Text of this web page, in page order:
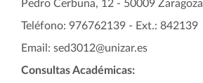
Pedro Cerbuna, 12 - 50009 Zaragoza
Teléfono: 976762139 - Ext.: 842139
Email: sed3012@unizar.es
Consultas Académicas: